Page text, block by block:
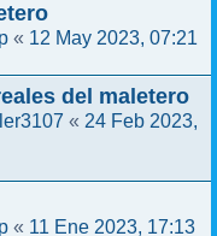
« 12 May 2023, 07:21
del maletero
« 24 Feb 2023,
« 11 Ene 2023, 17:13